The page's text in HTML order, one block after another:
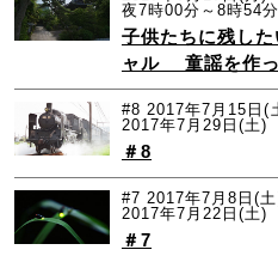
夜7時00分～8時54
子供たちに残し
ャル 童謡を作っ
#8 2017年7月15日(
2017年7月29日(土)
＃8
#7 2017年7月8日(
2017年7月22日(土)
＃7